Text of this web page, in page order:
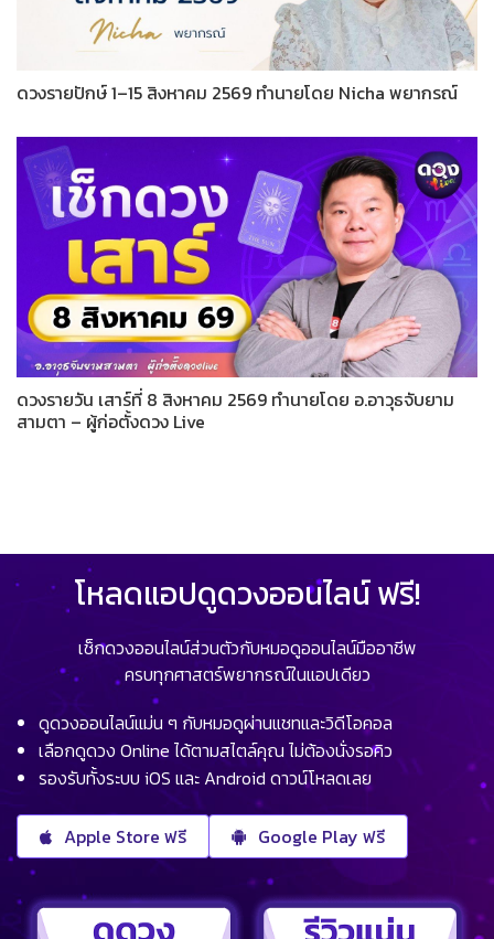
ดวงรายปักษ์ 1–15 สิงหาคม 2569 ทำนายโดย Nicha พยากรณ์
ดวงรายวัน เสาร์ที่ 8 สิงหาคม 2569 ทำนายโดย อ.อาวุธจับยาม
สามตา – ผู้ก่อตั้งดวง Live
โหลดแอปดูดวงออนไลน์ ฟรี!
เช็กดวงออนไลน์ส่วนตัวกับหมอดูออนไลน์มืออาชีพ
ครบทุกศาสตร์พยากรณ์ในแอปเดียว
ดูดวงออนไลน์แม่น ๆ กับหมอดูผ่านแชทและวิดีโอคอล
เลือกดูดวง Online ได้ตามสไตล์คุณ ไม่ต้องนั่งรอคิว
รองรับทั้งระบบ iOS และ Android ดาวน์โหลดเลย
Apple Store ฟรี Google Play ฟรี